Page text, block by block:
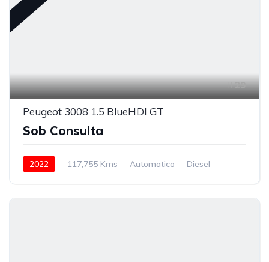
29
Peugeot 3008 1.5 BlueHDI GT
Sob Consulta
2022 117,755 Kms Automatico Diesel